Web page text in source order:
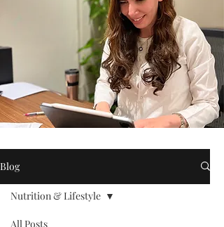
Blog
All Posts
Nutrition & Lifestyle